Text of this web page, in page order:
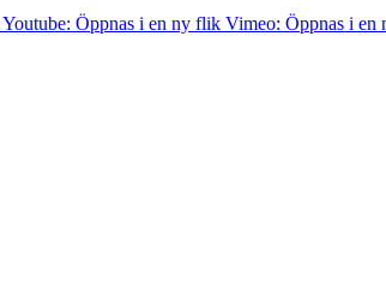
Youtube: Öppnas i en ny flik Vimeo: Öppnas i en